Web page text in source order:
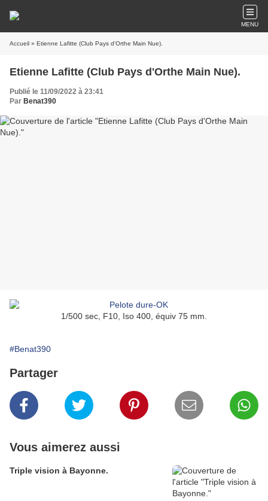
MENU
Accueil » Etienne Lafitte (Club Pays d'Orthe Main Nue).
Etienne Lafitte (Club Pays d'Orthe Main Nue).
Publié le 11/09/2022 à 23:41
Par Benat390
1/500 sec, F10, Iso 400, équiv 75 mm.
#Benat390
Partager
Vous aimerez aussi
Triple vision à Bayonne.